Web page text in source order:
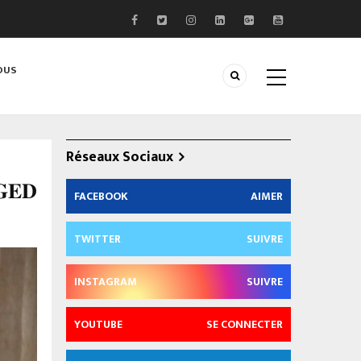
Réseaux Sociaux
FACEBOOK AIMER
TWITTER SUIVRE
INSTAGRAM SUIVRE
YOUTUBE SE CONNECTER